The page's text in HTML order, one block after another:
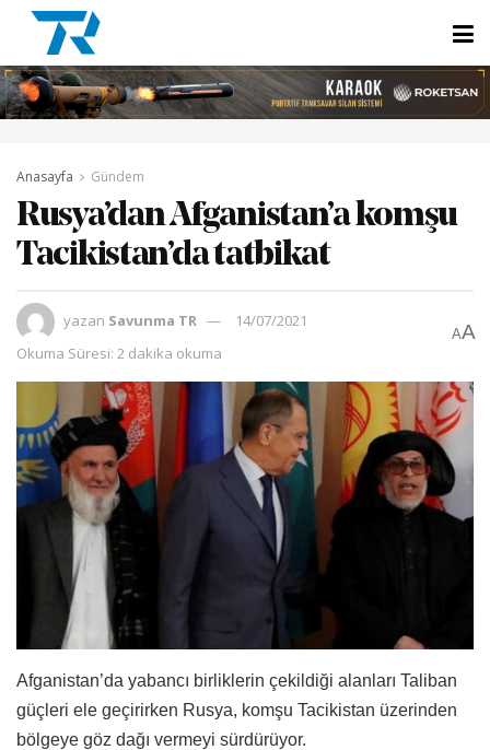
Anasayfa Gündem
Rusya’dan Afganistan’a komşu
Tacikistan’da tatbikat
yazan Savunma TR
14/07/2021
Okuma Süresi: 2 dakika okuma
AA
Afganistan’da yabancı birliklerin çekildiği alanları Taliban
güçleri ele geçirirken Rusya, komşu Tacikistan üzerinden
bölgeye göz dağı vermeyi sürdürüyor.